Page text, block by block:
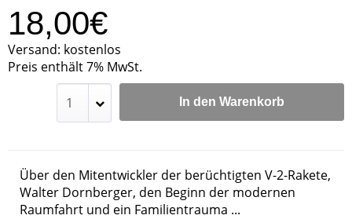
18,00€
Versand: kostenlos
Preis enthält 7% MwSt.
In den Warenkorb
Über den Mitentwickler der berüchtigten V-2-Rakete,
Walter Dornberger, den Beginn der modernen
Raumfahrt und ein Familientrauma ...